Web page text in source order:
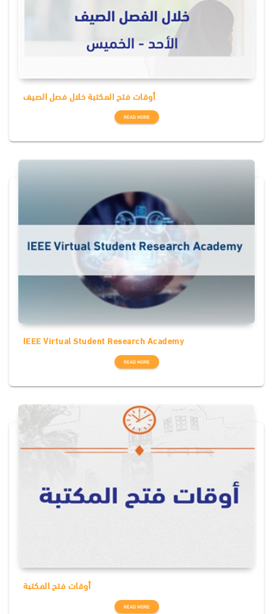
أوقات فتح المكتبة خلال فصل الصيف
READ MORE
IEEE Virtual Student Research Academy
READ MORE
أوقات فتح المكتبة
READ MORE